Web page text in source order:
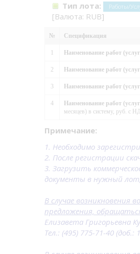
Тип лота: Работы/
[Валюта: RUB]
№ Спецификация
Наименование работ
2 Наименование работ
3 Наименование работ
4 Наименование работ
месяцев) в систему, руб. с
Примечание:
1. Необходимо
2. После регистрации
3. Загрузить
документы в нужный
В случае возникновения
предложения,
Елизавета Григорьевна
Тел.: (495) 775-71-40